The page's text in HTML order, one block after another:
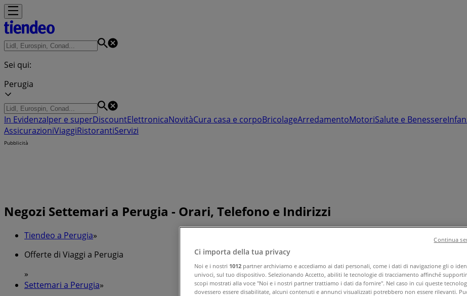
Sei qui:
Perugia
In EvidenzaIper e superDiscountElettronicaNovitàCura casa e corpoBricolageArredamentoMotoriSalute e Benessere
AssicurazioniViaggiRistorantiServizi
Pubblicità
Negozi Settemari a Perugia - Orari, Telefono e Indirizzi
Tiendeo a Perugia»
Offerte di Viaggi a Perugia
»
Settemari a Perugia»
Ci importa della tua privacy
Noi e i nostri 1012 partner archiviamo e accediamo ai dati personali, come i dati di navigazione gli o
univoci, sul tuo dispositivo. Selezionando Accetto, abiliti le tecnologie di tracciamento affinché
scopi mostrati alla voce "Noi e i nostri partner trattiamo i dati da fornire". Nel caso in cui queste
dovessero essere disabilitate, alcuni contenuti e annunci visualizzati potrebbero non essere rilevanti.
Continua